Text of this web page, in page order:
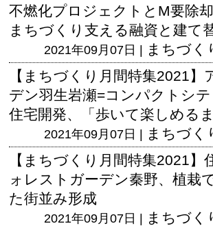
不燃化プロジェクトとM要除却
まちづくり支える融資と建て
2021年09月07日 |
まちづく
【まちづくり月間特集2021】
デン羽生岩瀬=コンパクトシ
住宅開発、「歩いて楽しめる
2021年09月07日 |
まちづく
【まちづくり月間特集2021】
ォレストガーデン秦野、植栽
た街並み形成
2021年09月07日 |
まちづく